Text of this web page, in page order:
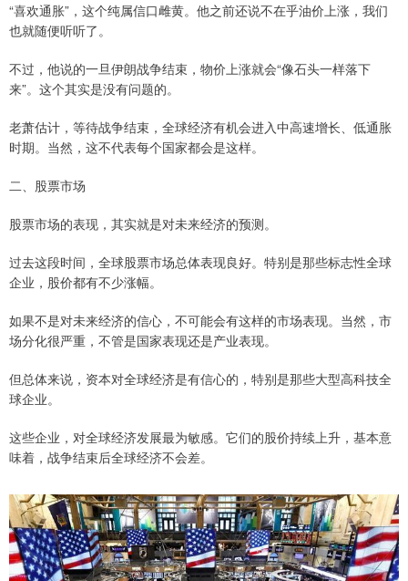
“喜欢通胀”，这个纯属信口雌黄。他之前还说不在乎油价上涨，我们
也就随便听听了。
不过，他说的一旦伊朗战争结束，物价上涨就会“像石头一样落下
来”。这个其实是没有问题的。
老萧估计，等待战争结束，全球经济有机会进入中高速增长、低通胀
时期。当然，这不代表每个国家都会是这样。
二、股票市场
股票市场的表现，其实就是对未来经济的预测。
过去这段时间，全球股票市场总体表现良好。特别是那些标志性全球
企业，股价都有不少涨幅。
如果不是对未来经济的信心，不可能会有这样的市场表现。当然，市
场分化很严重，不管是国家表现还是产业表现。
但总体来说，资本对全球经济是有信心的，特别是那些大型高科技全
球企业。
这些企业，对全球经济发展最为敏感。它们的股价持续上升，基本意
味着，战争结束后全球经济不会差。